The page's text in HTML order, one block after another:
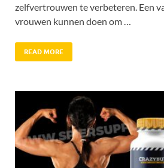
zelfvertrouwen te verbeteren. Een
vrouwen kunnen doen om …
READ MORE